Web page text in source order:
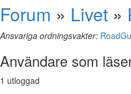
Forum » Livet »
Ansvariga ordningsvakter:
Användare som
1 utloggad